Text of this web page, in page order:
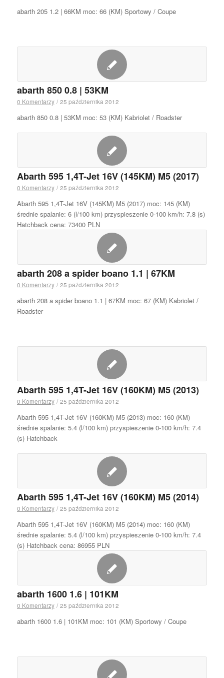
abarth 205 1.2 | 66KM moc: 66 (KM) Sportowy / Coupe
abarth 850 0.8 | 53KM
0 Komentarzy / 25 października 2012
abarth 850 0.8 | 53KM moc: 53 (KM) Kabriolet / Roadster
Abarth 595 1,4T-Jet 16V (145KM) M5 (2017)
0 Komentarzy / 25 października 2012
Abarth 595 1,4T-Jet 16V (145KM) M5 (2017) moc: 145 (KM)
średnie spalanie: 6 (l/100 km) przyspieszenie 0-100 km/h: 7.8 (s)
Hatchback cena: 73400 PLN
abarth 208 a spider boano 1.1 | 67KM
0 Komentarzy / 25 października 2012
abarth 208 a spider boano 1.1 | 67KM moc: 67 (KM) Kabriolet /
Roadster
Abarth 595 1,4T-Jet 16V (160KM) M5 (2013)
0 Komentarzy / 25 października 2012
Abarth 595 1,4T-Jet 16V (160KM) M5 (2013) moc: 160 (KM)
średnie spalanie: 5.4 (l/100 km) przyspieszenie 0-100 km/h: 7.4
(s) Hatchback
Abarth 595 1,4T-Jet 16V (160KM) M5 (2014)
0 Komentarzy / 25 października 2012
Abarth 595 1,4T-Jet 16V (160KM) M5 (2014) moc: 160 (KM)
średnie spalanie: 5.4 (l/100 km) przyspieszenie 0-100 km/h: 7.4
(s) Hatchback cena: 86955 PLN
abarth 1600 1.6 | 101KM
0 Komentarzy / 25 października 2012
abarth 1600 1.6 | 101KM moc: 101 (KM) Sportowy / Coupe